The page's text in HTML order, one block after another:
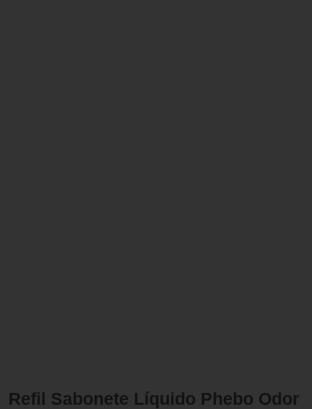
Refil Sabonete Líquido Phebo Odor